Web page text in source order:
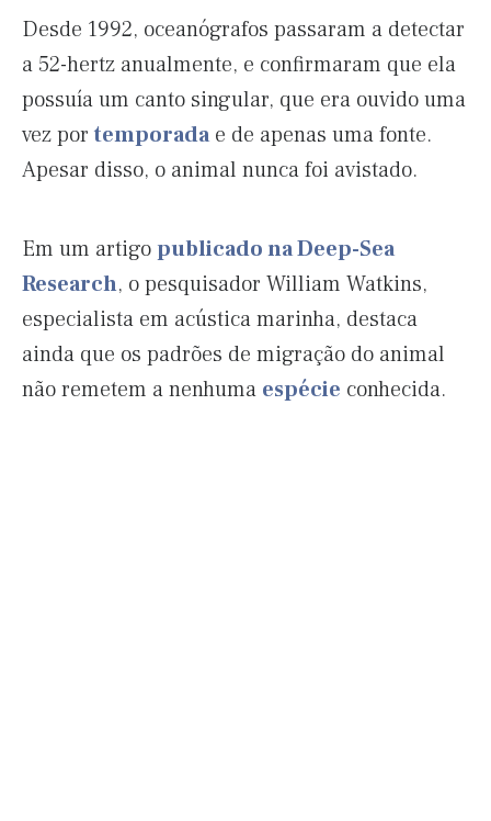
Desde 1992, oceanógrafos passaram a detectar
a 52-hertz anualmente, e confirmaram que ela
possuía um canto singular, que era ouvido uma
vez portemporada e de apenas uma fonte.
Apesar disso, o animal nunca foi avistado.
Em um artigopublicado na Deep-Sea
Research, o pesquisador William Watkins,
especialista em acústica marinha, destaca
ainda que os padrões de migração do animal
não remetem a nenhuma espécie conhecida.